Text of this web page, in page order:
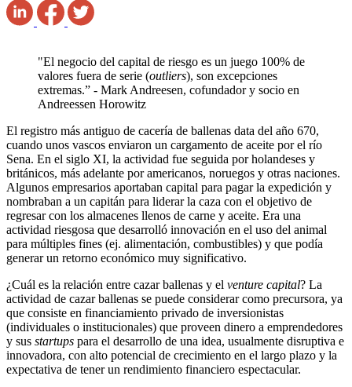
"El negocio del capital de riesgo es un juego 100% de
valores fuera de serie (outliers), son excepciones
extremas.” - Mark Andreesen, cofundador y socio en
Andreessen Horowitz
El registro más antiguo de cacería de ballenas data del año 670,
cuando unos vascos enviaron un cargamento de aceite por el río
Sena. En el siglo XI, la actividad fue seguida por holandeses y
británicos, más adelante por americanos, noruegos y otras naciones.
Algunos empresarios aportaban capital para pagar la expedición y
nombraban a un capitán para liderar la caza con el objetivo de
regresar con los almacenes llenos de carne y aceite. Era una
actividad riesgosa que desarrolló innovación en el uso del animal
para múltiples fines (ej. alimentación, combustibles) y que podía
generar un retorno económico muy significativo.
¿Cuál es la relación entre cazar ballenas y el venture capital? La
actividad de cazar ballenas se puede considerar como precursora, ya
que consiste en financiamiento privado de inversionistas
(individuales o institucionales) que proveen dinero a emprendedores
y sus startups para el desarrollo de una idea, usualmente disruptiva e
innovadora, con alto potencial de crecimiento en el largo plazo y la
expectativa de tener un rendimiento financiero espectacular.